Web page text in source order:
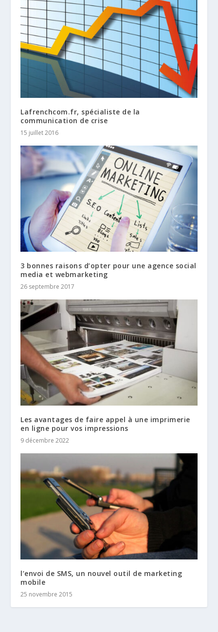
Lafrenchcom.fr, spécialiste de la
communication de crise
15 juillet 2016
3 bonnes raisons d’opter pour une agence social
media et webmarketing
26 septembre 2017
Les avantages de faire appel à une imprimerie
en ligne pour vos impressions
9 décembre 2022
l’envoi de SMS, un nouvel outil de marketing
mobile
25 novembre 2015